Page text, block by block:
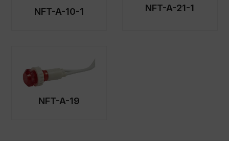
NFT-A-10-1 NFT-A-21-1
NFT-A-19